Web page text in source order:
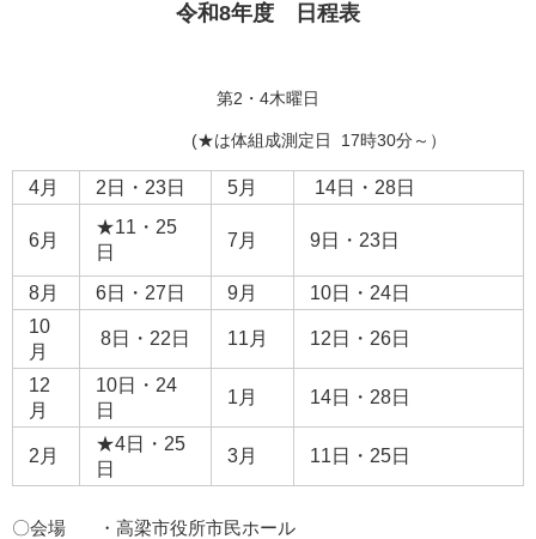
令和8年度 日程表
第2・4木曜日
(★は体組成測定日 17時30分～）
4月 2日・23日 5月 14日・28日
6月
★11・25
日
7月 9日・23日
8月 6日・27日 9月
10日・24日
10
月
8日・22日 11月 12日・26日
12
月
10日・24
日
1月 14日・28日
2月
★4日・25
日
3月 11日・25日
〇会場 ・高梁市役所市民ホール